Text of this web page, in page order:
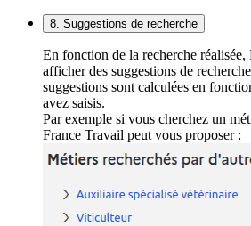
8. Suggestions de recherche
En fonction de la recherche
afficher des suggestions de
suggestions sont calculées en
avez saisis.
Par exemple si vous cherchez un
France Travail peut vous proposer :